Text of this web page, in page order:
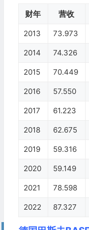
财年 营收
2013 73.973
2014 74.326
2015 70.449
2016 57.550
2017 61.223
2018 62.675
2019 59.316
2020 59.149
2021 78.598
2022 87.327